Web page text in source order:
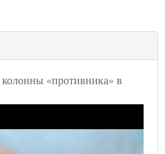
«противника» в